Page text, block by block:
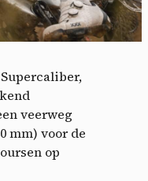
veerweg
mm) voor de
op